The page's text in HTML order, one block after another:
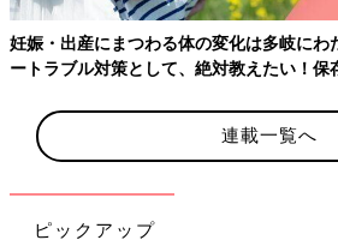
妊娠・出産にまつわる体の変化は多岐にわ
ートラブル対策として、絶対教えたい！保
連載一覧へ
ピックアップ